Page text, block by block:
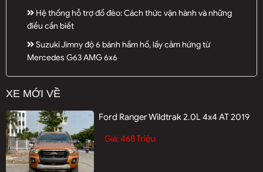
Hệ thống hỗ trợ đổ đèo: Cách thức vận hành và những
điều cần biết
Suzuki Jimny độ 6 bánh hầm hố, lấy cảm hứng từ
Mercedes G63 AMG 6x6
XE MỚI VỀ
Ford Ranger Wildtrak 2.0L 4x4 AT 2019
Giá:468 Triệu